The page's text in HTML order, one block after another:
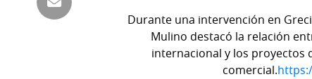
Tiquetes
Durante una intervención en
Mulino destacó la relación
internacional y los proyectos
comercial.